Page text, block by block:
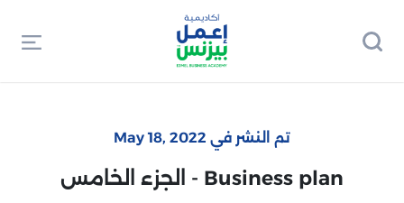
تم النشر في May 18, 2022
Business plan - الجزء الخامس